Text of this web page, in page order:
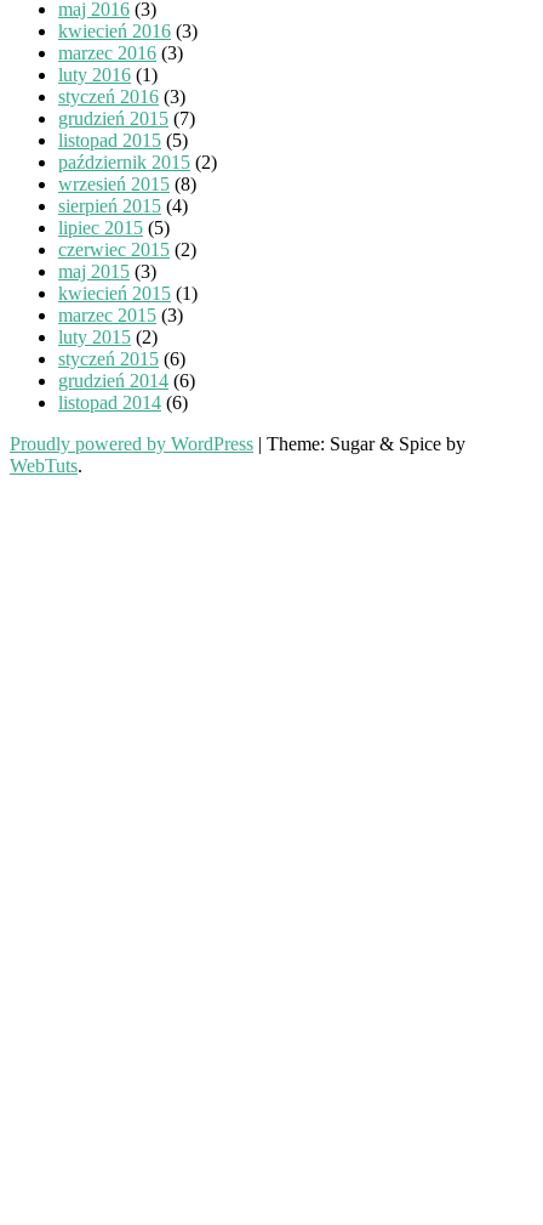
maj 2016 (3)
kwiecień 2016 (3)
marzec 2016 (3)
luty 2016 (1)
styczeń 2016 (3)
grudzień 2015 (7)
listopad 2015 (5)
październik 2015 (2)
wrzesień 2015 (8)
sierpień 2015 (4)
lipiec 2015 (5)
czerwiec 2015 (2)
maj 2015 (3)
kwiecień 2015 (1)
marzec 2015 (3)
luty 2015 (2)
styczeń 2015 (6)
grudzień 2014 (6)
listopad 2014 (6)
Proudly powered by WordPress | Theme: Sugar & Spice by
WebTuts.